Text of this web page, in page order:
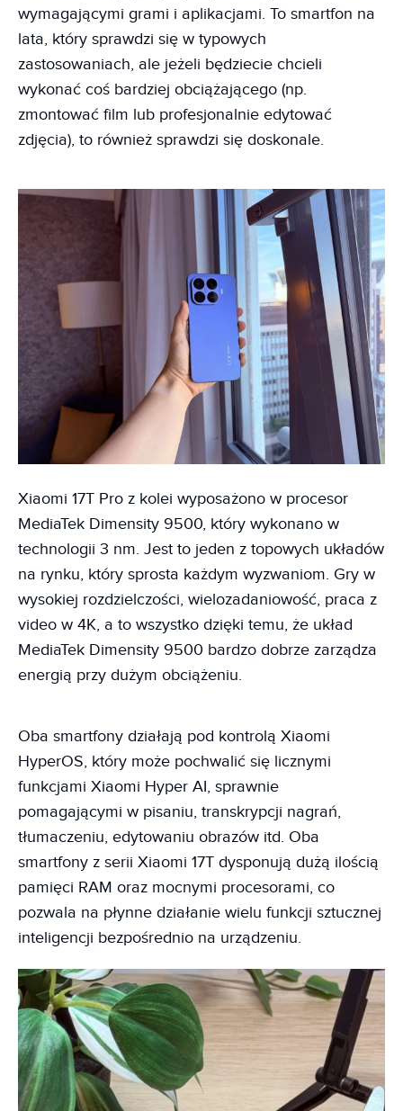
wymagającymi grami i aplikacjami. To smartfon na
lata, który sprawdzi się w typowych
zastosowaniach, ale jeżeli będziecie chcieli
wykonać coś bardziej obciążającego (np.
zmontować film lub profesjonalnie edytować
zdjęcia), to również sprawdzi się doskonale.
Xiaomi 17T Pro z kolei wyposażono w procesor
MediaTek Dimensity 9500, który wykonano w
technologii 3 nm. Jest to jeden z topowych układów
na rynku, który sprosta każdym wyzwaniom. Gry w
wysokiej rozdzielczości, wielozadaniowość, praca z
video w 4K, a to wszystko dzięki temu, że układ
MediaTek Dimensity 9500 bardzo dobrze zarządza
energią przy dużym obciążeniu.
Oba smartfony działają pod kontrolą Xiaomi
HyperOS, który może pochwalić się licznymi
funkcjami Xiaomi Hyper AI, sprawnie
pomagającymi w pisaniu, transkrypcji nagrań,
tłumaczeniu, edytowaniu obrazów itd. Oba
smartfony z serii Xiaomi 17T dysponują dużą ilością
pamięci RAM oraz mocnymi procesorami, co
pozwala na płynne działanie wielu funkcji sztucznej
inteligencji bezpośrednio na urządzeniu.